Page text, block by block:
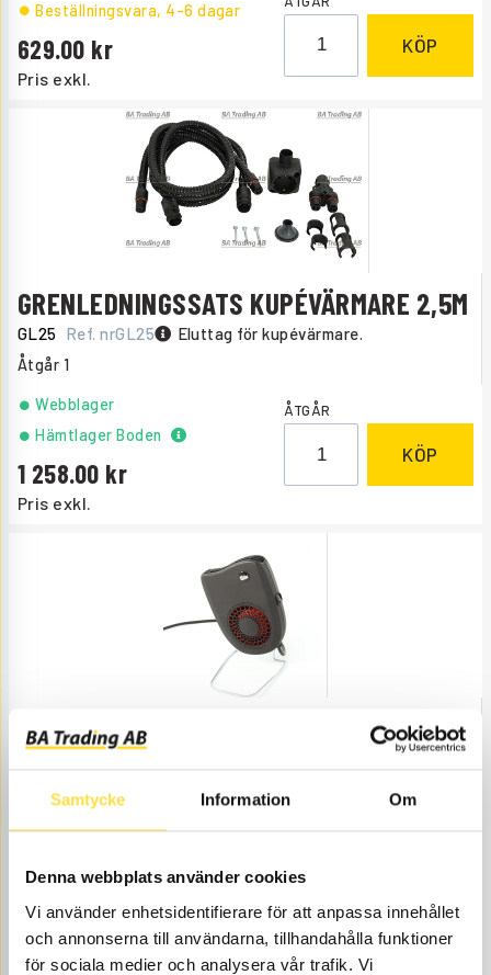
Samtycke Information Om
Denna webbplats använder cookies
Vi använder enhetsidentifierare för att anpassa innehållet
och annonserna till användarna, tillhandahålla funktioner
för sociala medier och analysera vår trafik. Vi
Pris exkl.
629.00
Beställningsvara, 4-6 dagar
KÖP
GRENLEDNINGSSATS KUPÉVÄRMARE 2,5M
GL25 Ref. nrGL25 Eluttag för kupévärmare.
Åtgår 1
Pris exkl.
1 258.00
Webblager
Hämtlager Boden
ÅTGÅR
KÖP
KUPÉVÄRMARE 1100W
OBS! Vanlig 230 V kontakt. Kräver 10 A säkring i samband med
motorvärmare.
Wavelines fördelar är:
360° Vinklingsbart fäste med bajonettanslutning
On/…
Webblager